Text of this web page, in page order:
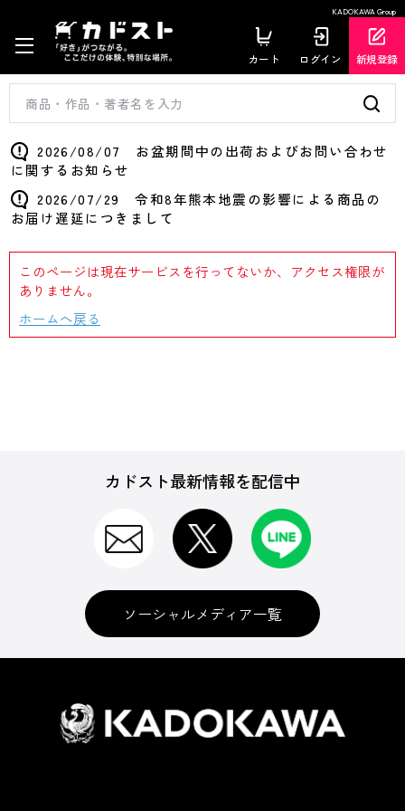
KADOKAWA Group
カート ログイン 新規登録
2026/08/07 お盆期間中の出荷およびお問い合わせ
に関するお知らせ
2026/07/29 令和8年熊本地震の影響による商品の
お届け遅延につきまして
このページは現在サービスを行ってないか、アクセス権限が
ありません。
ホームへ戻る
カドスト最新情報を配信中
ソーシャルメディア一覧